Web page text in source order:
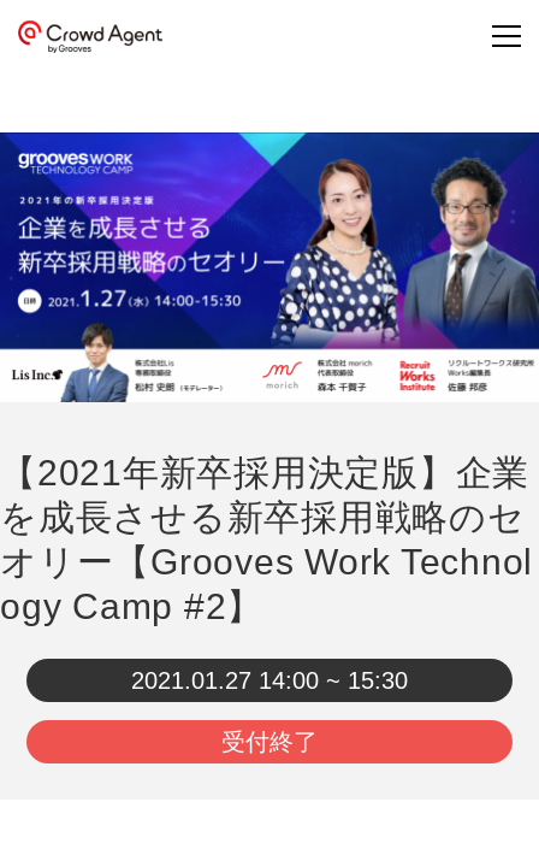
【2021年新卒採用決定版】企業
を成長させる新卒採用戦略のセ
オリー【Grooves Work Technol
ogy Camp #2】
2021.01.27 14:00 ~ 15:30
受付終了